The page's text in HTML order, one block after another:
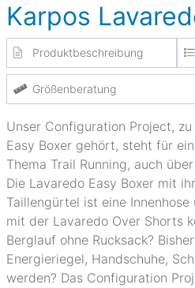
Karpos
Produktbeschreibung
Größenberatung
Unser Configuration Project,
Easy Boxer gehört, steht für
Thema Trail Running, auch
Die Lavaredo Easy Boxer mit
Taillengürtel ist eine
mit der Lavaredo Over Shorts
Berglauf ohne Rucksack?
Energieriegel, Handschuhe,
werden? Das Configuration